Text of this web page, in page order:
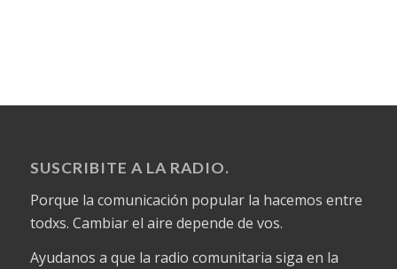
SUSCRIBITE A LA RADIO.
Porque la comunicación popular la hacemos entre
todxs. Cambiar el aire depende de vos.
Ayudanos a que la radio comunitaria siga en la